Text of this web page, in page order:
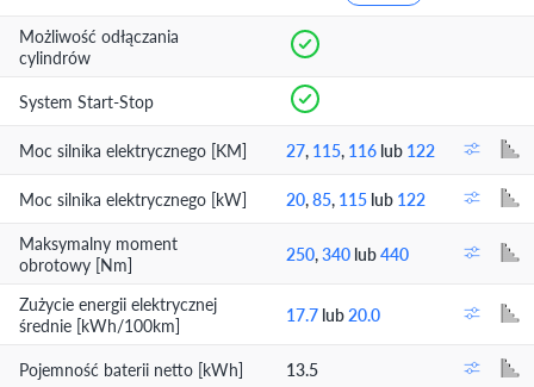
Możliwość odłączania
cylindrów
System Start-Stop
Moc silnika elektrycznego [KM] 27, 115, 116 lub 122
Moc silnika elektrycznego [kW] 20,85, 115 lub 122
Maksymalny moment
obrotowy [Nm]
250,340 lub440
Zużycie energii elektrycznej
średnie [kWh/100km]
17.7 lub20.0
Pojemność baterii netto [kWh]
13.5